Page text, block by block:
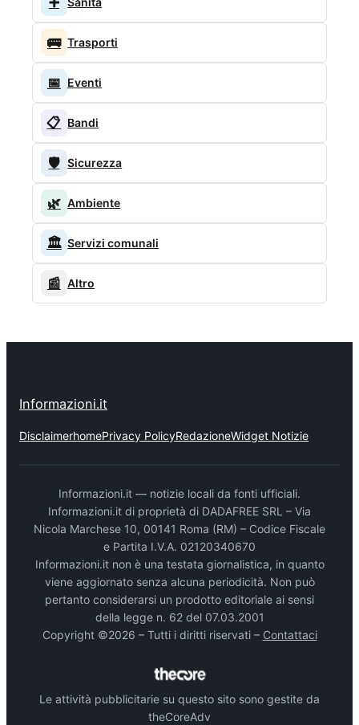
🚌 Trasporti
📅 Eventi
📋 Bandi
🛡️ Sicurezza
🌿 Ambiente
🏛️ Servizi comunali
📰 Altro
Informazioni.it
DisclaimerhomePrivacy PolicyRedazioneWidget Notizie
Informazioni.it — notizie locali da fonti ufficiali.
Informazioni.it di proprietà di DADAFREE SRL – Via
Nicola Marchese 10, 00141 Roma (RM) – Codice Fiscale
e Partita I.V.A. 02120340670
Informazioni.it non è una testata giornalistica, in quanto
viene aggiornato senza alcuna periodicità. Non può
pertanto considerarsi un prodotto editoriale ai sensi
della legge n. 62 del 07.03.2001
Copyright ©2026 – Tutti i diritti riservati – Contattaci
Le attività pubblicitarie su questo sito sono gestite da
theCoreAdv